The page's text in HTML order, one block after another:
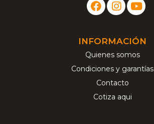
INFORMACIÓN
Quienes somos
Condiciones y garantías
Contacto
Cotiza aqui